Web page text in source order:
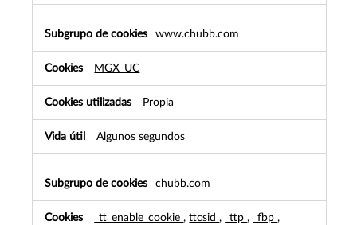
www.chubb.com
MGX_UC
Propia
Algunos segundos
chubb.com
_tt_enable_cookie,ttcsid, _ttp, _fbp,